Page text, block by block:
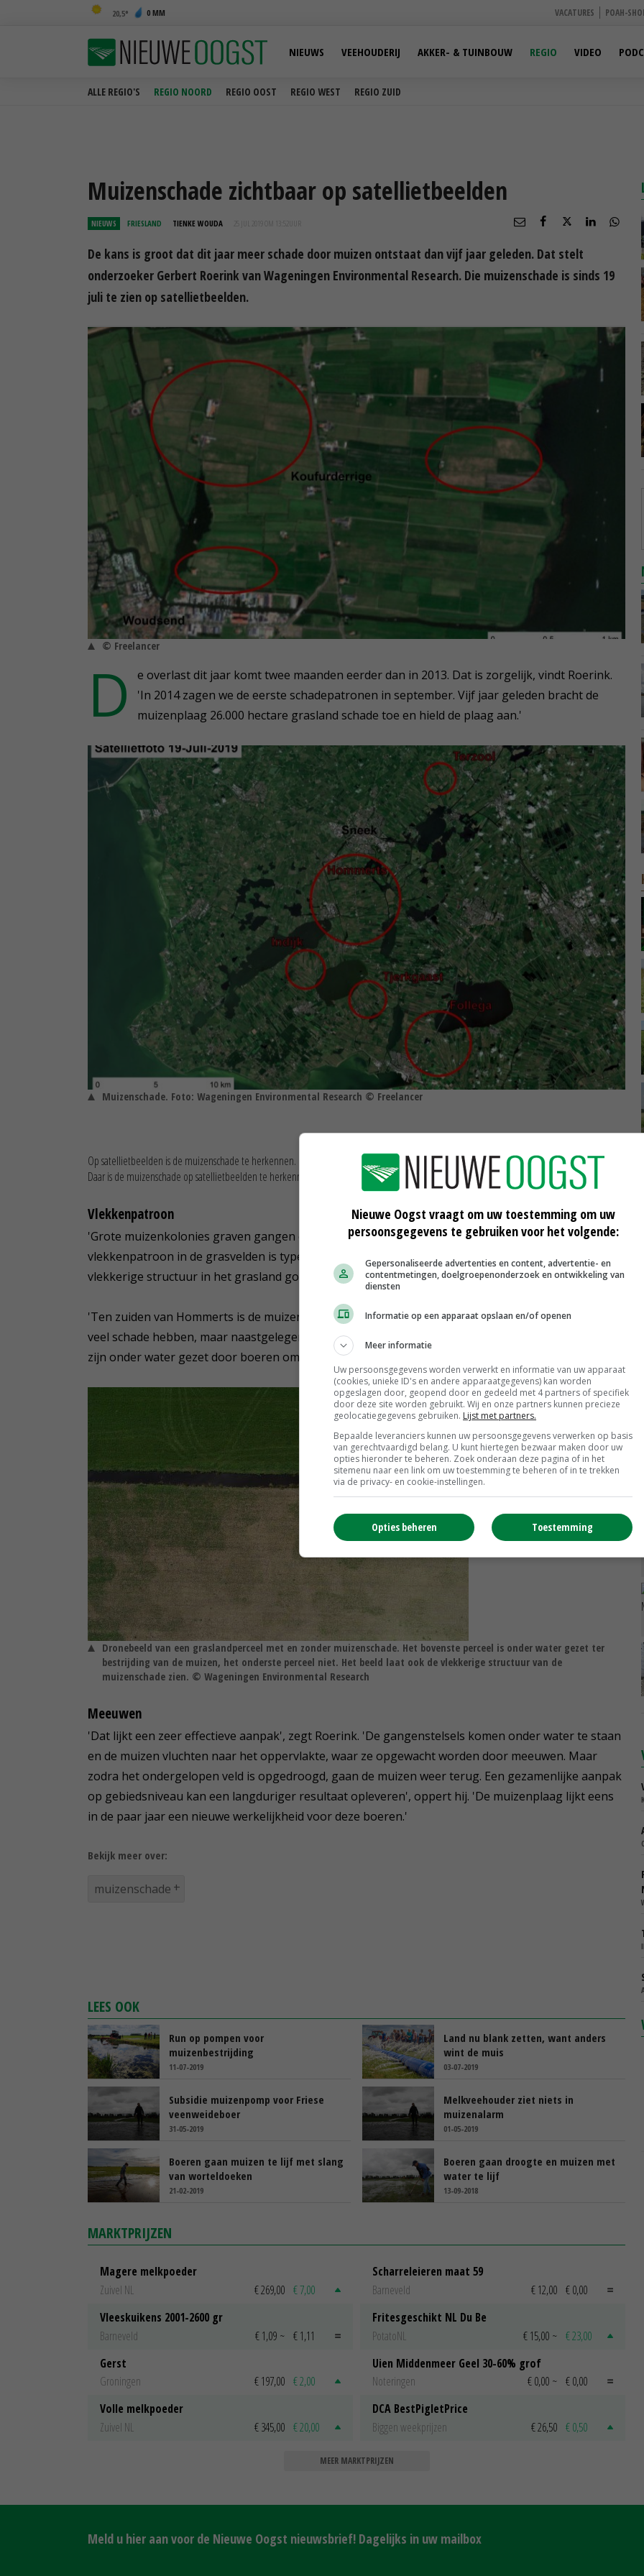
20,5 0 MM VACATURES POAH-
ALLE REGIO'S REGIO NOORD REGIO OOST REGIO WEST REGIO ZUID
NIEUWS VEEHOUDERIJ AKKER- & TUINBOUW REGIO VIDEO
Muizenschade zichtbaar op satellietbeelden
NIEUWS FRIESLAND TIENKE WOUDA 25 JUL 2019 OM 13:52
De kans is groot dat dit jaar meer schade door muizen ontstaat dan vijf jaar geleden. Dat stelt
onderzoeker Gerbert Roerink van Wageningen Environmental Research. Die muizenschade is sinds 19
juli te zien op satellietbeelden.
© Freelancer
D
e overlast dit jaar komt twee maanden eerder dan in 2013. Dat is zorgelijk, vindt Roerink.
'In 2014 zagen we de eerste schadepatronen in september. Vijf jaar geleden bracht de
muizenplaag 26.000 hectare grasland schade toe en hield de plaag aan.'
Muizenschade. Foto: Wageningen Environmental Research © Freelancer
Op satellietbeelden is de muizenschade te herkennen. Het betreft vooral schade in en om Hommerts, Terzool, Indijk, Tjerkgaast en Follega.
Daar is de muizenschade op satellietbeelden te herkennen als lichte vlekken in het groene gras.
Vlekkenpatroon
'Grote muizenkolonies graven gangen onder de graslandzode en vreten het gras kaal. Het
vlekkenpatroon in de grasvelden is typerend voor schade door muizen. Dronebeelden laten deze
vlekkerige structuur in het grasland goed zien', benadrukt Roerink.
'Ten zuiden van Hommerts is de muizenschade in detail te zien. Hier valt op dat sommige percelen
veel schade hebben, maar naastgelegen percelen vrijwel niet. De groene, niet-aangetaste percelen
zijn onder water gezet door boeren om de muizenplaag te bestrijden, ook wel inundatie genoemd.'
Dronebeeld van een graslandperceel met en zonder muizenschade. Het bovenste perceel is onder water gezet ter
bestrijding van de muizen, het onderste perceel niet. Het beeld laat ook de vlekkerige structuur van de
muizenschade zien. © Wageningen Environmental Research
Meeuwen
'Dat lijkt een zeer effectieve aanpak', zegt Roerink. 'De gangenstelsels komen onder water te staan
en de muizen vluchten naar het oppervlakte, waar ze opgewacht worden door meeuwen. Maar
zodra het ondergelopen veld is opgedroogd, gaan de muizen weer terug. Een gezamenlijke aanpak
op gebiedsniveau kan een langduriger resultaat opleveren', oppert hij. 'De muizenplaag lijkt eens
in de paar jaar een nieuwe werkelijkheid voor deze boeren.'
Bekijk meer over:
muizenschade
LEES OOK
Run op pompen voor
muizenbestrijding
11-07-2019
Land nu blank zetten, want anders
wint de muis
03-07-2019
Subsidie muizenpomp voor Friese
veenweideboer
31-05-2019
Melkveehouder ziet niets in
muizenalarm
01-05-2019
Boeren gaan muizen te lijf met slang
van worteldoeken
21-02-2019
Boeren gaan droogte en muizen met
water te lijf
13-09-2018
MARKTPRIJZEN
Magere melkpoeder
Zuivel NL
€ 269,00 € 7,00
Vleeskuikens 2001-2600 gr
Barneveld
€ 1,09 ~ € 1,11
Gerst
Groningen
€ 197,00 € 2,00
Volle melkpoeder
Zuivel NL
€ 345,00 € 20,00
Scharreleieren maat 59
Barneveld
€ 12,00 € 0,00
Fritesgeschikt NL Du Be
PotatoNL
€ 15,00 ~ € 23,00
Uien Middenmeer Geel 30-60% grof
Noteringen
€ 0,00 ~ € 0,00
DCA BestPigletPrice
Biggen weekprijzen
€ 26,50 € 0,50
MEER MARKTPRIJZEN
Meld u hier aan voor de Nieuwe Oogst nieuwsbrief! Dagelijks in uw mailbox
Nieuwe Oogst vraagt om uw toestemming om uw
persoonsgegevens te gebruiken voor het volgende:
Gepersonaliseerde advertenties en content, advertentie- en
contentmetingen, doelgroepenonderzoek en ontwikkeling van
diensten
Informatie op een apparaat opslaan en/of openen
Meer informatie
Uw persoonsgegevens worden verwerkt en informatie van uw apparaat
(cookies, unieke ID's en andere apparaatgegevens) kan worden
opgeslagen door, geopend door en gedeeld met 4 partners of specifiek
door deze site worden gebruikt. Wij en onze partners kunnen precieze
geolocatiegegevens gebruiken. Lijst met partners.
Bepaalde leveranciers kunnen uw persoonsgegevens verwerken op basis
van gerechtvaardigd belang. U kunt hiertegen bezwaar maken door uw
opties hieronder te beheren. Zoek onderaan deze pagina of in het
sitemenu naar een link om uw toestemming te beheren of in te trekken
via de privacy- en cookie-instellingen.
Toestemming
Opties beheren